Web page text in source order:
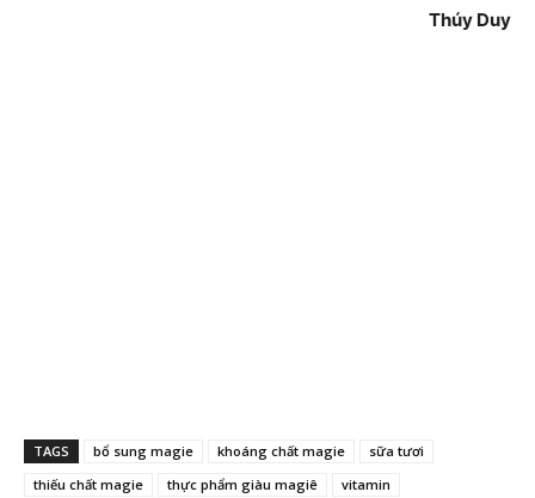
Thúy Duy
TAGS bổ sung magie khoáng chất magie
sữa tươi
thiếu chất magie
thực phẩm giàu magiê vitamin